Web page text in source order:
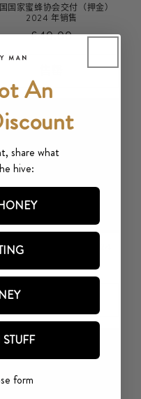
国家蜜蜂协会交付（押金）
2024 年销售
常
格
£40.00
售罄
蜜蜂核交付（存款）2024
规
格
An
share what
hive:
form